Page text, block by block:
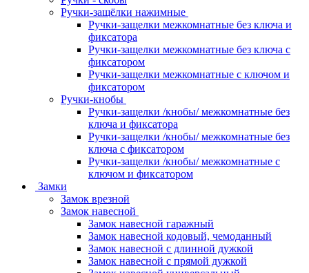
Ручки-защёлки нажимные
Ручки-защелки межкомнатные без ключа и
фиксатора
Ручки-защелки межкомнатные без ключа с
фиксатором
Ручки-защелки межкомнатные с ключом и
фиксатором
Ручки-кнобы
Ручки-защелки /кнобы/ межкомнатные без
ключа и фиксатора
Ручки-защелки /кнобы/ межкомнатные без
ключа с фиксатором
Ручки-защелки /кнобы/ межкомнатные с
ключом и фиксатором
Замки
Замок врезной
Замок навесной
Замок навесной гаражный
Замок навесной кодовый, чемоданный
Замок навесной с длинной дужкой
Замок навесной с прямой дужкой